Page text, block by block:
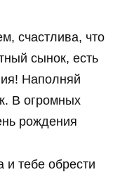
счастлива, что
сынок, есть
Наполняй
В огромных
рождения
тебе обрести